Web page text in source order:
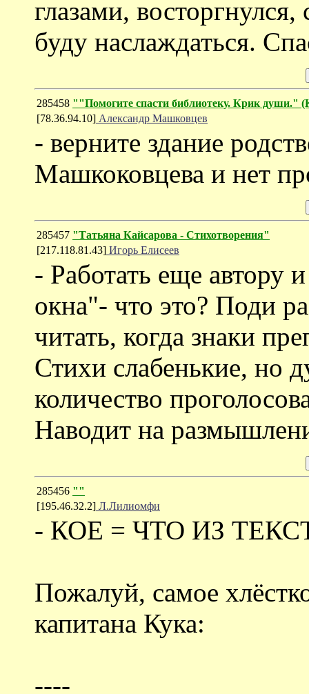
глазами, восторгнулся,
буду наслаждаться.
285458 ""Помогите спасти библиотеку. Крик
[78.36.94.10] Александр Машковцев
- верните здание
Машкоковцева и нет
285457 "Татьяна Кайсарова - Cтихотворения"
[217.118.81.43] Игорь Елисеев
- Работать еще автору
окна"- что это? Поди
читать, когда знаки
Стихи слабенькие, но
количество
Наводит на
285456 ""
[195.46.32.2] Л.Лилиомфи
- КОЕ = ЧТО ИЗ
Пожалуй, самое
капитана Кука:
----